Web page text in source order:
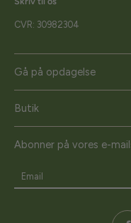
CVR: 30982304
Gå på opdagelse
Butik
Abonner på vores e-
Email